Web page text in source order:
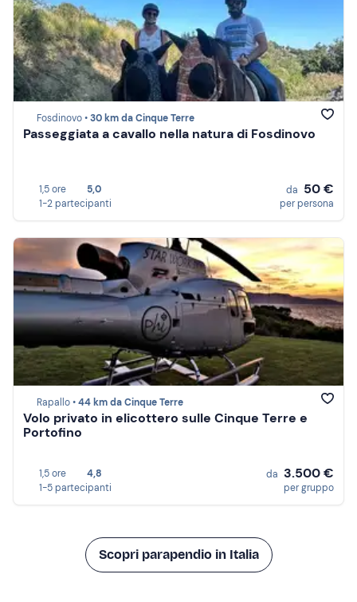
Fosdinovo •30 km da Cinque Terre
Passeggiata a cavallo nella natura di Fosdinovo
1,5 ore
5,0
1-2 partecipanti
da 50 €
per persona
Rapallo •44 km da Cinque Terre
Volo privato in elicottero sulle Cinque Terre e
Portofino
1,5 ore
4,8
1-5 partecipanti
da 3.500 €
per gruppo
Scopri parapendio in Italia